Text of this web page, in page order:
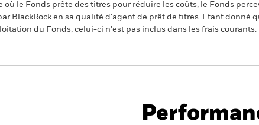
où le Fonds prête des titres pour réduire les coûts, le Fonds
BlackRock en sa qualité d'agent de prêt de titres. Etant donné
du Fonds, celui-ci n'est pas inclus dans les frais courants.